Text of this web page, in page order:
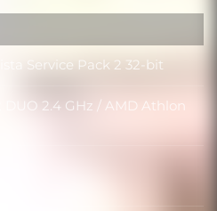
Service Pack 2 32-bit
DUO 2.4 GHz / AMD Athlon